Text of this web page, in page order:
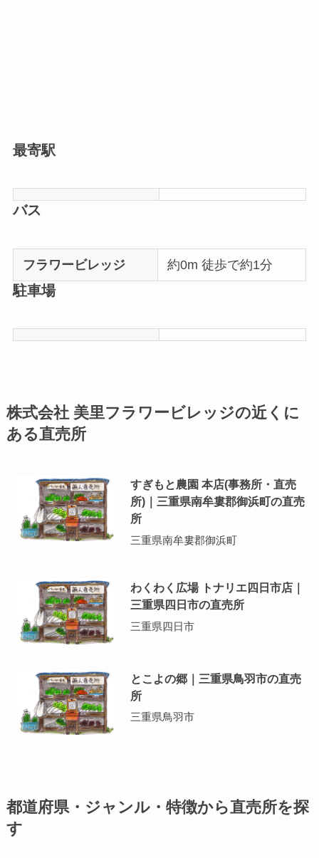
最寄駅
バス
フラワービレッジ 約0m 徒歩で約1分
駐車場
株式会社 美里フラワービレッジの近くに
ある直売所
すぎもと農園 本店(事務所・直売
所)｜三重県南牟婁郡御浜町の直売
所
三重県南牟婁郡御浜町
わくわく広場 トナリエ四日市店｜
三重県四日市の直売所
三重県四日市
とこよの郷｜三重県鳥羽市の直売
所
三重県鳥羽市
都道府県・ジャンル・特徴から直売所を探
す